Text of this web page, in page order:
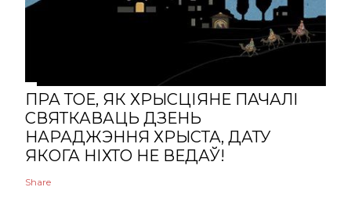
ПРА ТОЕ, ЯК ХРЫСЦІЯНЕ ПАЧАЛІ
СВЯТКАВАЦЬ ДЗЕНЬ
НАРАДЖЭННЯ ХРЫСТА, ДАТУ
ЯКОГА НІХТО НЕ ВЕДАЎ!
Share